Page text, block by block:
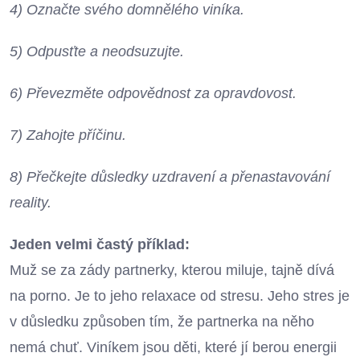
4) Označte svého domnělého viníka.
5) Odpusťte a neodsuzujte.
6) Převezměte odpovědnost za opravdovost.
7) Zahojte příčinu.
8) Přečkejte důsledky uzdravení a přenastavování
reality.
Jeden velmi častý příklad:
Muž se za zády partnerky, kterou miluje, tajně dívá
na porno. Je to jeho relaxace od stresu. Jeho stres je
v důsledku způsoben tím, že partnerka na něho
nemá chuť. Viníkem jsou děti, které jí berou energii